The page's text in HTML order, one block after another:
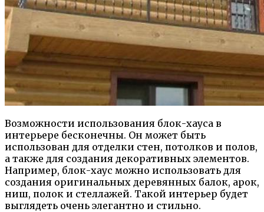
Возможности использования блок-хауса в
интерьере бесконечны. Он может быть
использован для отделки стен, потолков и полов,
а также для создания декоративных элементов.
Например, блок-хаус можно использовать для
создания оригинальных деревянных балок, арок,
ниш, полок и стеллажей. Такой интерьер будет
выглядеть очень элегантно и стильно.